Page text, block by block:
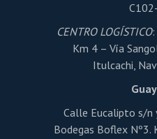
CENTRO LOGÍSTICO
Km 4 – Vía
Itulcachi,
Calle Eucalipto s/n
Bodegas Boflex